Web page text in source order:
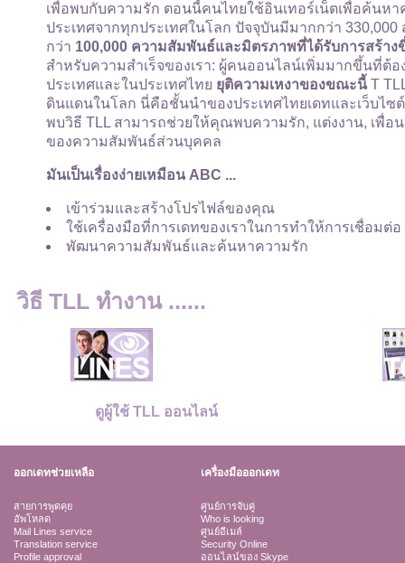
เพื่อพบกับความรัก ตอนนี้คนไทยใช้อินเทอร์เน็ตเพื่อค้นห
ประเทศจากทุกประเทศในโลก ปัจจุบันมีมากกว่า
กว่า 100,000 ความสัมพันธ์และมิตรภาพที่ได้รับการสร้าง
สำหรับความสำเร็จของเรา: ผู้คนออนไลน์เพิ่มมากขึ้นที่ต้
ประเทศและในประเทศไทย ยุติความเหงาของขณะนี้T
ดินแดนในโลก นี่คือชั้นนำของประเทศไทยเดทและเว็บไ
พบวิธี TLL สามารถช่วยให้คุณพบความรัก, แต่งงาน, เพื่อน
ของความสัมพันธ์ส่วนบุคคล
มันเป็นเรื่องง่ายเหมือน ABC ...
เข้าร่วมและสร้างโปรไฟล์ของคุณ
ใช้เครื่องมือที่การเดทของเราในการทำให้การเชื่อมต่อ
พัฒนาความสัมพันธ์และค้นหาความรัก
วิธี TLL ทำงาน ......
ดูผู้ใช้ TLL ออนไลน์
ออกเดทช่วยเหลือ เครื่องมือออกเดท
สายการพูดคุย
อัพโหลด
Mail Lines service
Translation service
Profile approval
ศูนย์การจับคู่
Who is looking
ศูนย์อีเมล์
Security Online
ออนไลน์ของ Skype